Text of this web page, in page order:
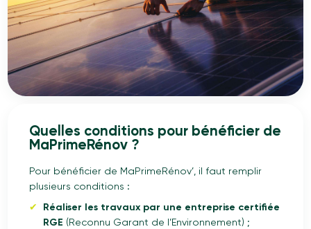
Quelles conditions pour bénéficier de
MaPrimeRénov ?
Pour bénéficier de MaPrimeRénov’, il faut remplir
plusieurs conditions :
Réaliser les travaux par une entreprise certifiée
RGE (Reconnu Garant de l’Environnement) ;